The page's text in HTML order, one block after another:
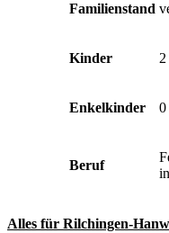
Familienstand
Kinder 2
Enkelkinder 0
Beruf
Alles für Rilchingen-